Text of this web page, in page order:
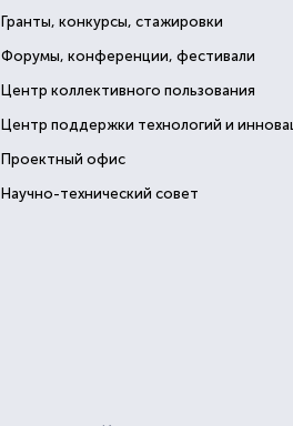
Гранты, конкурсы, стажировки
Форумы, конференции, фестивали
Центр коллективного пользования
Центр поддержки технологий и
Проектный офис
Научно-технический совет